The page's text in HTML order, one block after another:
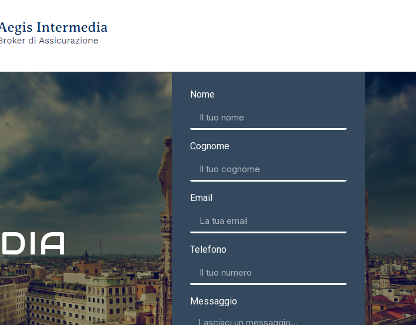
Nome
Cognome
Email
Telefono
Messaggio